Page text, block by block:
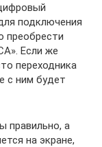
подключения
преобрести
Если же
переходника
с ним будет
правильно, а
на экране,